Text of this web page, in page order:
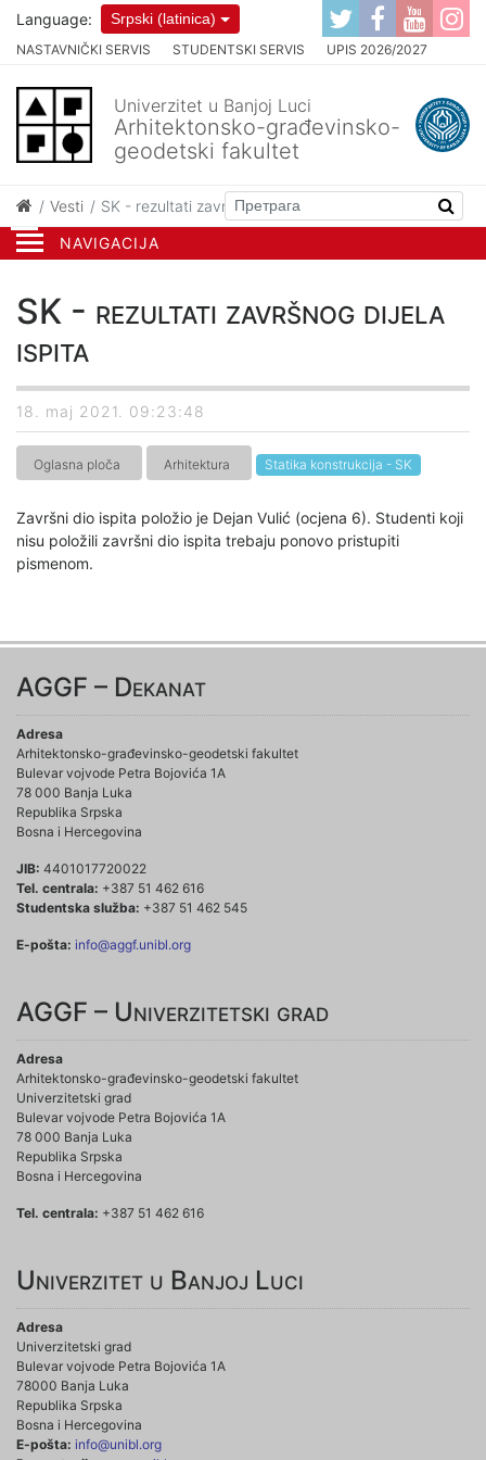
NAVIGACIJA
NASTAVNIČKI SERVIS STUDENTSKI SERVIS UPIS 2026/2027
Language: Srpski (latinica)
Univerzitet u Banjoj Luci
Arhitektonsko-građevinsko-
geodetski fakultet
Vesti SK - rezultati završnog dijela ispita
SK - rezultati završnog dijela
ispita
18. maj 2021. 09:23:48
Oglasna ploča Arhitektura Statika konstrukcija - SK
Završni dio ispita položio je Dejan Vulić (ocjena 6). Studenti koji
nisu položili završni dio ispita trebaju ponovo pristupiti
pismenom.
AGGF – Dekanat
Adresa
Arhitektonsko-građevinsko-geodetski fakultet
Bulevar vojvode Petra Bojovića 1A
78 000 Banja Luka
Republika Srpska
Bosna i Hercegovina
JIB: 4401017720022
Tel. centrala: +387 51 462 616
Studentska služba: +387 51 462 545
E-pošta: info@aggf.unibl.org
AGGF – Univerzitetski grad
Adresa
Arhitektonsko-građevinsko-geodetski fakultet
Univerzitetski grad
Bulevar vojvode Petra Bojovića 1A
78 000 Banja Luka
Republika Srpska
Bosna i Hercegovina
Tel. centrala: +387 51 462 616
Univerzitet u Banjoj Luci
Adresa
Univerzitetski grad
Bulevar vojvode Petra Bojovića 1A
78000 Banja Luka
Republika Srpska
Bosna i Hercegovina
E-pošta: info@unibl.org